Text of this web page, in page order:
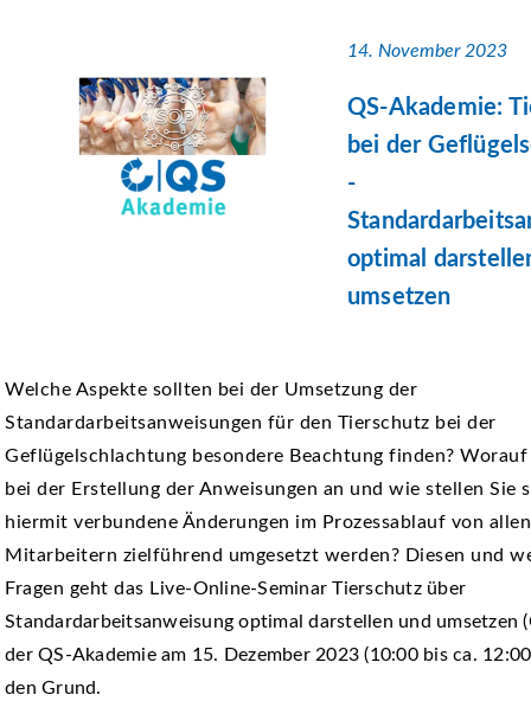
14. November 2023
QS-Akademie:
bei der
-
optimal
umsetzen
Welche Aspekte sollten bei der Umsetzung der
Standardarbeitsanweisungen für den Tierschutz bei der
Geflügelschlachtung besondere Beachtung finden?
bei der Erstellung der Anweisungen an und wie stellen Sie
hiermit verbundene Änderungen im Prozessablauf von allen
Mitarbeitern zielführend umgesetzt werden? Diesen und
Fragen geht das Live-Online-Seminar Tierschutz über
Standardarbeitsanweisung optimal darstellen und umsetzen
der QS-Akademie am 15. Dezember 2023 (10:00 bis ca.
den Grund.